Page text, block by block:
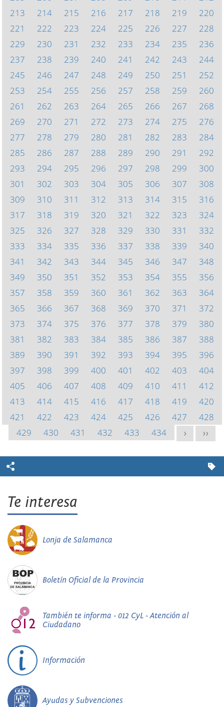
213
214 215 216 217 218 219
220
221
222 223 224 225 226 227
228
229
230 231 232 233 234 235
236
237
238 239 240 241 242 243
244
245
246 247 248 249 250 251
252
253
254 255 256 257 258 259
260
261
262 263 264 265 266 267
268
269
270 271 272 273 274 275
276
277
278 279 280 281 282 283
284
285
286 287 288 289 290 291
292
293
294 295 296 297 298 299
300
301
302 303 304 305 306 307
308
309
310 311 312 313 314 315
316
317
318 319 320 321 322 323
324
325
326 327 328 329 330 331
332
333
334 335 336 337 338 339
340
341
342 343 344 345 346 347
348
349
350 351 352 353 354 355
356
357
358 359 360 361 362 363
364
365
366 367 368 369 370 371
372
373
374 375 376 377 378 379
380
381
382 383 384 385 386 387
388
389
390 391 392 393 394 395
396
397
398 399 400 401 402 403
404
405
406 407 408 409 410 411
412
413
414 415 416 417 418 419
420
421
422 423 424 425 426 427
428
429
430 431 432 433 434 > >>
Te interesa
Lonja de Salamanca
Boletín Oficial de la Provincia
También te informa - 012 CyL - Atención al
Ciudadano
Información
Ayudas y Subvenciones